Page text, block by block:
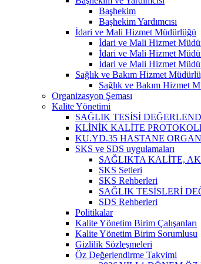
Başhekim
Başhekim Yardımcısı
İdari ve Mali Hizmet Müdürlüğü
İdari ve Mali Hizmet
İdari ve Mali Hizmet Müdür
İdari ve Mali Hizmet Müdür
Sağlık ve Bakım Hizmet
Sağlık ve Bakım Hizmet
Organizasyon Şeması
Kalite Yönetimi
SAĞLIK TESİSİ
KLİNİK KALİTE
KU.YD.35 HASTANE
SKS ve SDS uygulamaları
SAĞLIKTA KALİTE,
SKS Setleri
SKS Rehberleri
SAĞLIK TESİSLERİ
SDS Rehberleri
Politikalar
Kalite Yönetim Birim Çalışanları
Kalite Yönetim Birim Sorumlusu
Gizlilik Sözleşmeleri
Öz Değerlendirme Takvimi